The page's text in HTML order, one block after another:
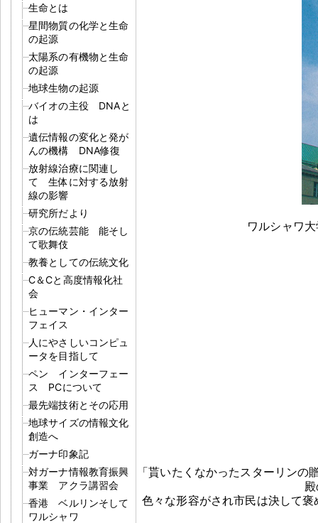
生命とは
星間物質の化学と生命
の起源
太陽系の有機物と生命
の起源
地球生物の起源
バイオの主役 DNAと
は
遺伝情報の変化と発が
んの機構 DNA修復
放射線治療に関連し
て 生体に対する放射
線の影響
研究所だより
京の伝統芸能 能そし
て歌舞伎
教養としての伝統文化
C＆Cと高度情報化社
会
ヒューマン・インター
フェイス
人にやさしいコンピュ
ータを目指して
ペン インターフェー
ス PCについて
最先端技術とその応用
地球サイズの情報文化
創造へ
ガーナ印象記
対ガーナ情報教育振興
事業 アクラ講習会
香港 ベルリンそして
ワルシャワ
ワルシャワ
「貰いたくなかったスターリンの
色々な形容がされ市民は決して褒